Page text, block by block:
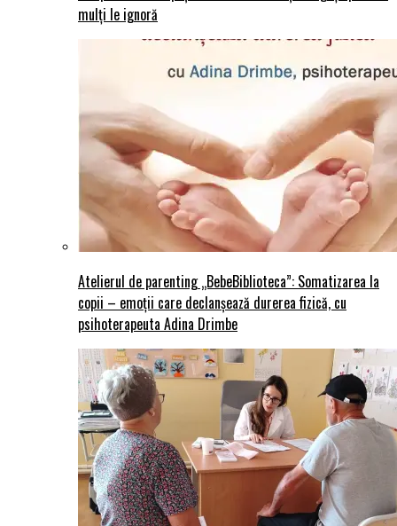
mulți le ignoră
Atelierul de parenting „BebeBiblioteca”: Somatizarea la
copii – emoții care declanșează durerea fizică, cu
psihoterapeuta Adina Drimbe